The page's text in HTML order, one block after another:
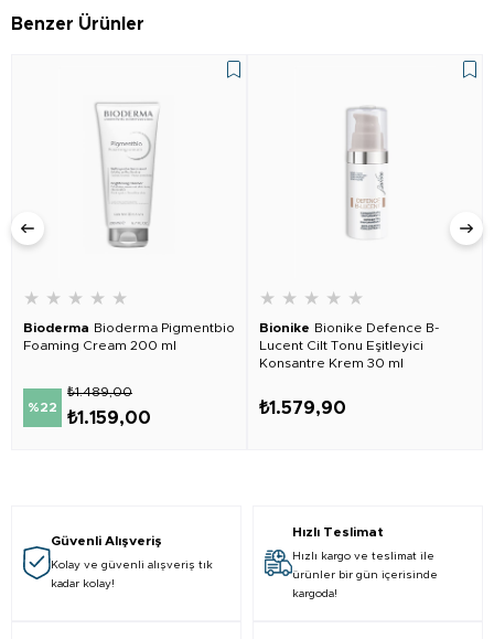
Benzer Ürünler
★ ★ ★ ★ ★
Bioderma Bioderma Pigmentbio
Foaming Cream 200 ml
%22
₺1.159,00
₺1.489,00
★ ★ ★ ★ ★
Bionike Bionike Defence B-
Lucent Cilt Tonu Eşitleyici
Konsantre Krem 30 ml
₺1.579,90
Güvenli Alışveriş
Kolay ve güvenli alışveriş tık
kadar kolay!
Hızlı Teslimat
Hızlı kargo ve teslimat ile
ürünler bir gün içerisinde
kargoda!